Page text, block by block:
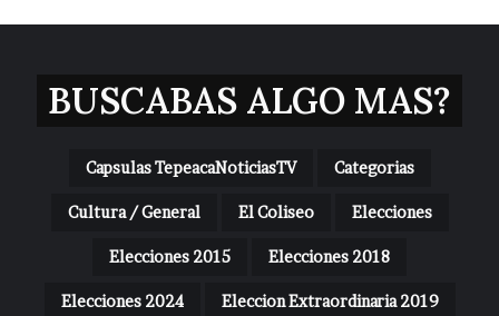
BUSCABAS ALGO MAS?
Capsulas TepeacaNoticiasTV Categorias
Cultura / General El Coliseo Elecciones
Elecciones 2015 Elecciones 2018
Elecciones 2024 Eleccion Extraordinaria 2019